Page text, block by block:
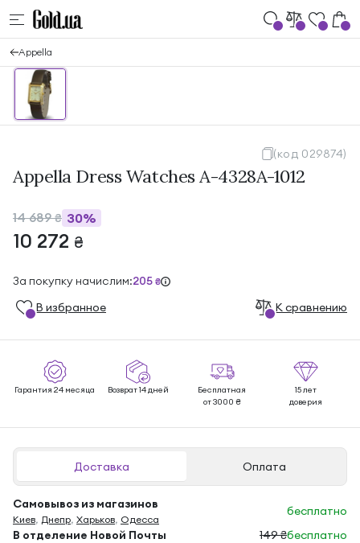
Appella
(код 029874)
Appella Dress Watches A-4328A-1012
14 689₴ 30%
10 272 ₴
За покупку начислим:205 ₴
В избранноe К сравнению
Гарантия 24 месяца Возврат 14 дней
Бесплатная
от 3000 ₴
15 лет
доверия
Доставка Оплата
Самовывоз из магазинов
Киев, Днепр, Харьков, Одесса
бесплатно
В отделение Новой Почты
149 ₴бесплатно